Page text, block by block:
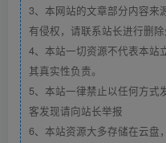
3、本网站的文章部分内容来
有侵权，请联系站长进行删除
4、本站一切资源不代表本站
其真实性负责。
5、本站一律禁止以任何方式
客发现请向站长举报
6、本站资源大多存储在云盘